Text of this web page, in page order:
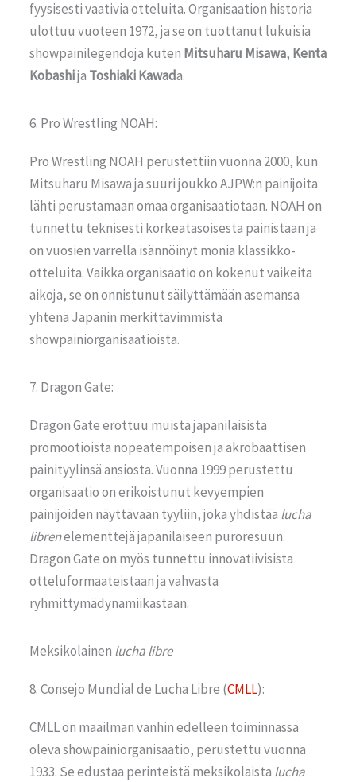
fyysisesti vaativia otteluita. Organisaation historia
ulottuu vuoteen 1972, ja se on tuottanut lukuisia
showpainilegendoja kuten Mitsuharu Misawa, Kenta
Kobashija Toshiaki Kawada.
6. Pro Wrestling NOAH:
Pro Wrestling NOAH perustettiin vuonna 2000, kun
Mitsuharu Misawa ja suuri joukko AJPW:n painijoita
lähti perustamaan omaa organisaatiotaan. NOAH on
tunnettu teknisesti korkeatasoisesta painistaan ja
on vuosien varrella isännöinyt monia klassikko-
otteluita. Vaikka organisaatio on kokenut vaikeita
aikoja, se on onnistunut säilyttämään asemansa
yhtenä Japanin merkittävimmistä
showpainiorganisaatioista.
7. Dragon Gate:
Dragon Gate erottuu muista japanilaisista
promootioista nopeatempoisen ja akrobaattisen
painityylinsä ansiosta. Vuonna 1999 perustettu
organisaatio on erikoistunut kevyempien
painijoiden näyttävään tyyliin, joka yhdistää lucha
librenelementtejä japanilaiseen puroresuun.
Dragon Gate on myös tunnettu innovatiivisista
otteluformaateistaan ja vahvasta
ryhmittymädynamiikastaan.
Meksikolainen lucha libre
8. Consejo Mundial de Lucha Libre (CMLL):
CMLL on maailman vanhin edelleen toiminnassa
oleva showpainiorganisaatio, perustettu vuonna
1933. Se edustaa perinteistä meksikolaista lucha